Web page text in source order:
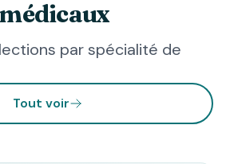
par spécialité de
Tout voir